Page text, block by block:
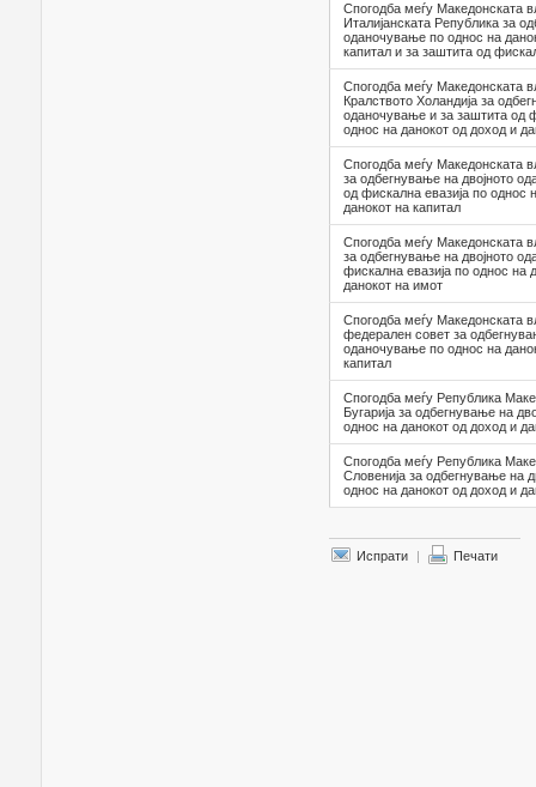
Спогодба меѓу Македонската
Италијанската Република за
оданочување по однос на
капитал и за заштита од
Спогодба меѓу Македонската
Кралството Холандија за
оданочување и за заштита од
однос на данокот од доход и
Спогодба меѓу Македонската
за одбегнување на двојното
од фискална евазија по однос
данокот на капитал
Спогодба меѓу Македонската
за одбегнување на двојното
фискална евазија по однос на
данокот на имот
Спогодба меѓу Македонската
федерален совет за
оданочување по однос на
капитал
Спогодба меѓу Република
Бугарија за одбегнување на
однос на данокот од доход и
Спогодба меѓу Република
Словенија за одбегнување на
однос на данокот од доход и
Испрати | Печати